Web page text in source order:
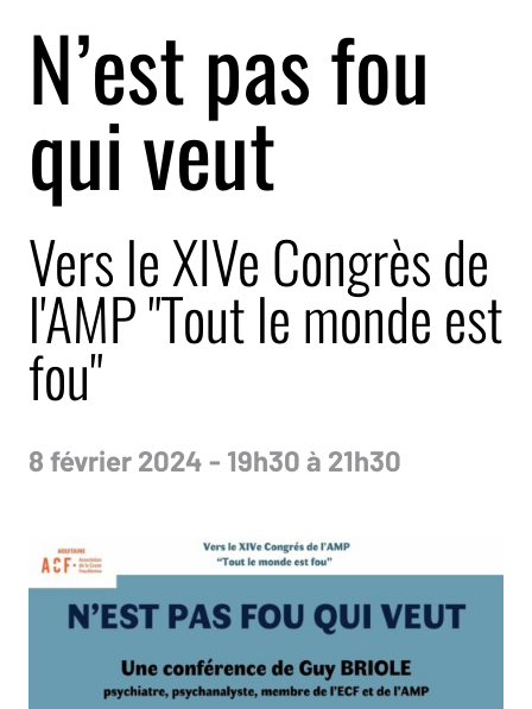
N’est pas fou
qui veut
Vers le XIVe Congrès de
l'AMP "Tout le monde est
fou"
8 février 2024 - 19h30 à 21h30